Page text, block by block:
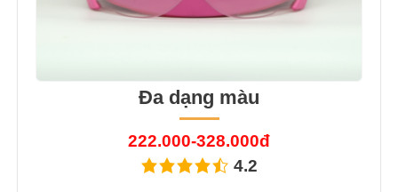
Đa dạng màu
222.000-328.000đ
4.2